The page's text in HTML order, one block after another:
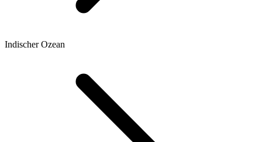
Indischer Ozean